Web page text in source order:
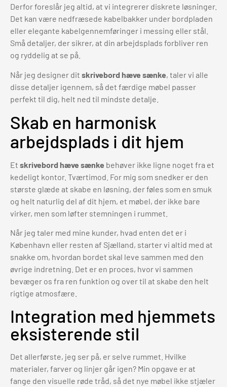
Derfor foreslår jeg altid, at vi integrerer diskrete løsninger.
Det kan være nedfræsede kabelbakker under bordpladen
eller elegante kabelgennemføringer i messing eller stål.
Små detaljer, der sikrer, at din arbejdsplads forbliver ren
og ryddelig at se på.
Når jeg designer dit skrivebord hæve sænke, taler vi alle
disse detaljer igennem, så det færdige møbel passer
perfekt til dig, helt ned til mindste detalje.
Skab en harmonisk
arbejdsplads i dit hjem
Et skrivebord hæve sænke behøver ikke ligne noget fra et
kedeligt kontor. Tværtimod. For mig som snedker er den
største glæde at skabe en løsning, der føles som en smuk
og helt naturlig del af dit hjem, et møbel, der ikke bare
virker, men som løfter stemningen i rummet.
Når jeg taler med mine kunder, hvad enten det er i
København eller resten af Sjælland, starter vi altid med at
snakke om, hvordan bordet skal leve sammen med den
øvrige indretning. Det er en proces, hvor vi sammen
bevæger os fra ren funktion og over til at skabe den helt
rigtige atmosfære.
Integration med hjemmets
eksisterende stil
Det allerførste, jeg ser på, er selve rummet. Hvilke
materialer, farver og linjer går igen? Min opgave er at
fange den visuelle røde tråd, så det nye møbel ikke stjæler